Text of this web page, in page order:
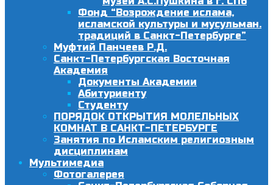
Фонд “Возрождение ислама,
исламской культуры и мусульман.
традиций в Санкт-Петербурге”
Муфтий Панчеев Р.Д.
Санкт-Петербургская Восточная
Академия
Документы Академии
Абитуриенту
Студенту
ПОРЯДОК ОТКРЫТИЯ МОЛЕЛЬНЫХ
КОМНАТ В САНКТ-ПЕТЕРБУРГЕ
Занятия по Исламским религиозным
дисциплинам
Мультимедиа
Фотогалерея